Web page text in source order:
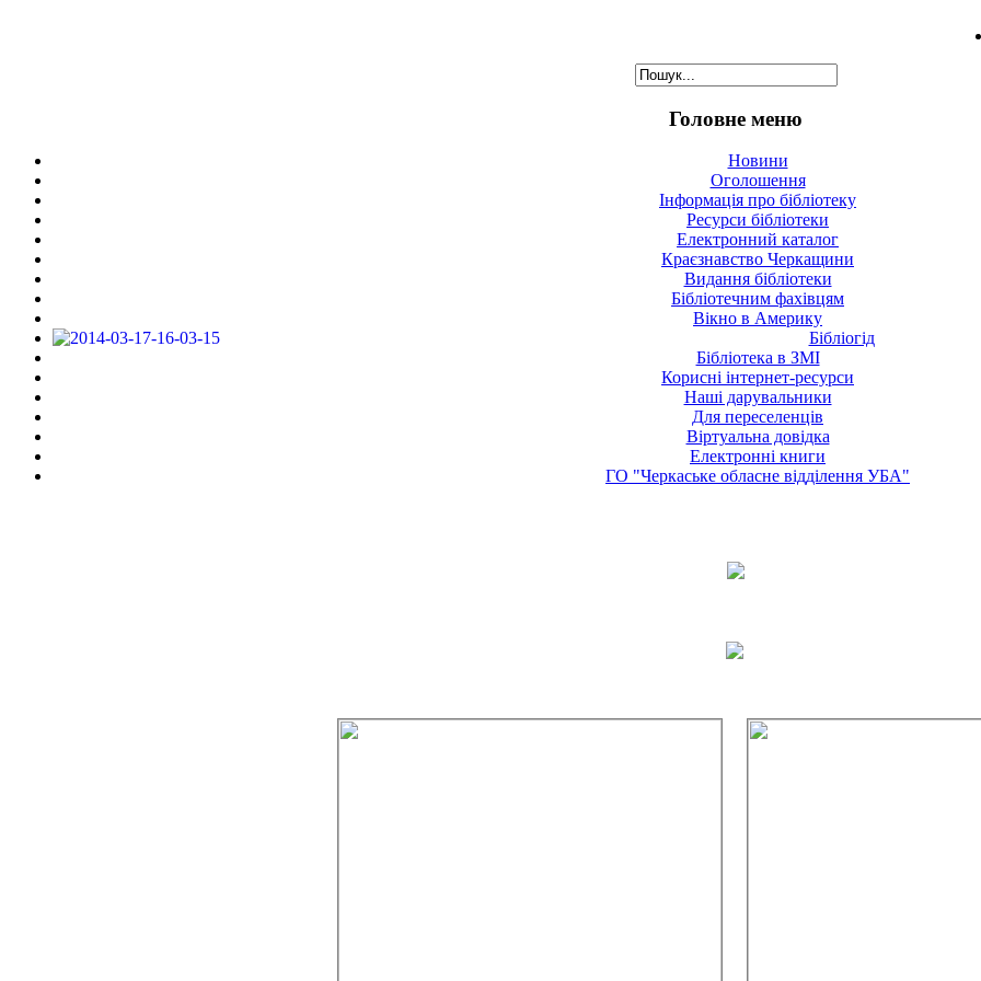
Головне меню
Новини
Оголошення
Інформація про бібліотеку
Ресурси бібліотеки
Електронний каталог
Краєзнавство Черкащини
Видання бібліотеки
Бібліотечним фахівцям
Вікно в Америку
Бібліогід
Бібліотека в ЗМІ
Корисні інтернет-ресурси
Наші дарувальники
Для переселенців
Віртуальна довідка
Електронні книги
ГО "Черкаське обласне відділення УБА"